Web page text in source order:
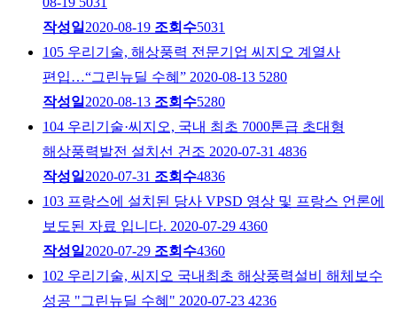
작성일 2020-08-19 조회수5031
105 우리기술, 해상풍력 전문기업 씨지오 계열사
편입…“그린뉴딜 수혜” 2020-08-13 5280
작성일 2020-08-13 조회수5280
104 우리기술·씨지오, 국내 최초 7000톤급 초대형
해상풍력발전 설치선 건조 2020-07-31 4836
작성일 2020-07-31 조회수4836
103 프랑스에 설치된 당사 VPSD 영상 및 프랑스 언론에
보도된 자료 입니다. 2020-07-29 4360
작성일 2020-07-29 조회수4360
102 우리기술, 씨지오 국내최초 해상풍력설비 해체보수
성공 "그린뉴딜 수혜" 2020-07-23 4236